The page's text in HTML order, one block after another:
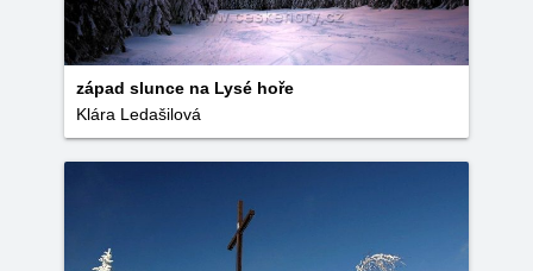
západ slunce na Lysé hoře
Klára Ledašilová